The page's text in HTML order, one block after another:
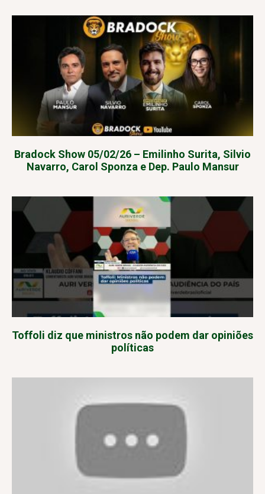
Bradock Show 05/02/26 – Emilinho Surita, Silvio
Navarro, Carol Sponza e Dep. Paulo Mansur
Toffoli diz que ministros não podem dar opiniões
políticas